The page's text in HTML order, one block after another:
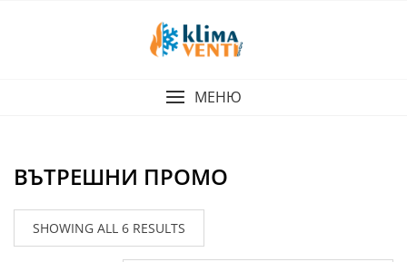
МЕНЮ
ВЪТРЕШНИ ПРОМО
SHOWING ALL 6 RESULTS